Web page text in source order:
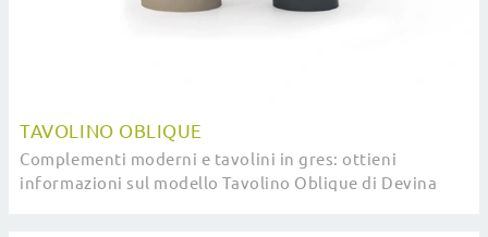
TAVOLINO OBLIQUE
Complementi moderni e tavolini in gres: ottieni
informazioni sul modello Tavolino Oblique di Devina